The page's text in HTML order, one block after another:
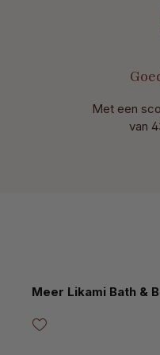
Met een
van
Productgalerij
Meer Likami Bath &